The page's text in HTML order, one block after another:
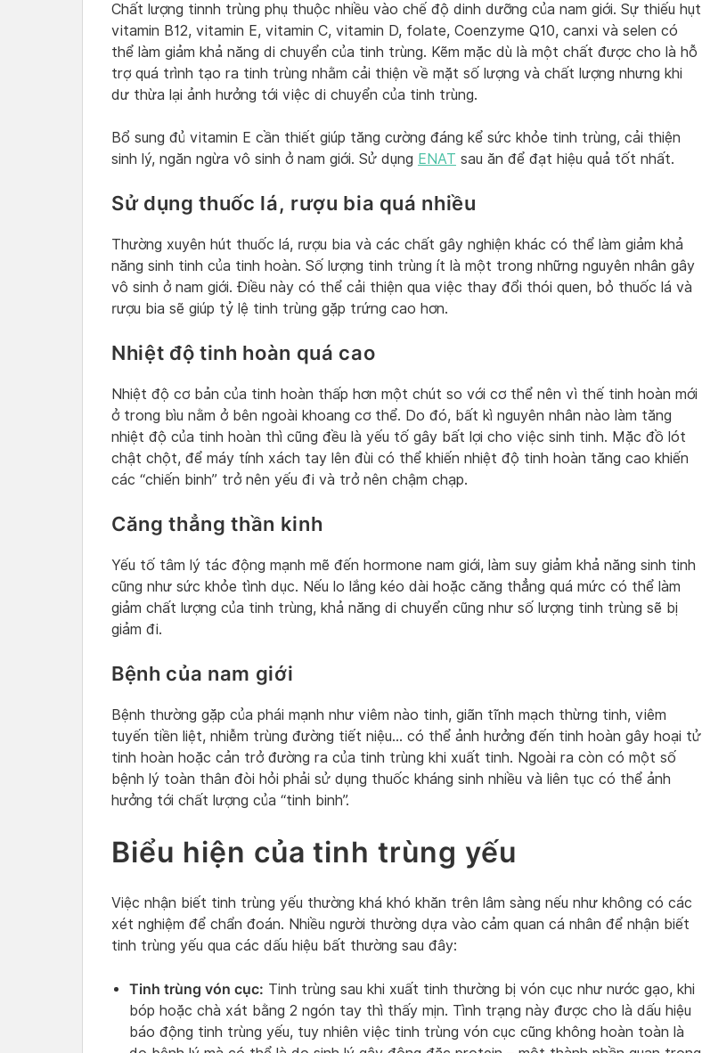
Chất lượng tinnh trùng phụ thuộc nhiều vào chế độ dinh dưỡng của nam giới. Sự thiếu hụt
vitamin B12, vitamin E, vitamin C, vitamin D, folate, Coenzyme Q10, canxi và selen có
thể làm giảm khả năng di chuyển của tinh trùng. Kẽm mặc dù là một chất được cho là hỗ
trợ quá trình tạo ra tinh trùng nhằm cải thiện về mặt số lượng và chất lượng nhưng khi
dư thừa lại ảnh hưởng tới việc di chuyển của tinh trùng.
Bổ sung đủ vitamin E cần thiết giúp tăng cường đáng kể sức khỏe tinh trùng, cải thiện
sinh lý, ngăn ngừa vô sinh ở nam giới. Sử dụng ENAT sau ăn để đạt hiệu quả tốt nhất.
Sử dụng thuốc lá, rượu bia quá nhiều
Thường xuyên hút thuốc lá, rượu bia và các chất gây nghiện khác có thể làm giảm khả
năng sinh tinh của tinh hoàn. Số lượng tinh trùng ít là một trong những nguyên nhân gây
vô sinh ở nam giới. Điều này có thể cải thiện qua việc thay đổi thói quen, bỏ thuốc lá và
rượu bia sẽ giúp tỷ lệ tinh trùng gặp trứng cao hơn.
Nhiệt độ tinh hoàn quá cao
Nhiệt độ cơ bản của tinh hoàn thấp hơn một chút so với cơ thể nên vì thế tinh hoàn mới
ở trong bìu nằm ở bên ngoài khoang cơ thể. Do đó, bất kì nguyên nhân nào làm tăng
nhiệt độ của tinh hoàn thì cũng đều là yếu tố gây bất lợi cho việc sinh tinh. Mặc đồ lót
chật chột, để máy tính xách tay lên đùi có thể khiến nhiệt độ tinh hoàn tăng cao khiến
các “chiến binh” trở nên yếu đi và trở nên chậm chạp.
Căng thẳng thần kinh
Yếu tố tâm lý tác động mạnh mẽ đến hormone nam giới, làm suy giảm khả năng sinh tinh
cũng như sức khỏe tình dục. Nếu lo lắng kéo dài hoặc căng thẳng quá mức có thể làm
giảm chất lượng của tinh trùng, khả năng di chuyển cũng như số lượng tinh trùng sẽ bị
giảm đi.
Bệnh của nam giới
Bệnh thường gặp của phái mạnh như viêm nào tinh, giãn tĩnh mạch thừng tinh, viêm
tuyến tiền liệt, nhiễm trùng đường tiết niệu… có thể ảnh hưởng đến tinh hoàn gây hoại tử
tinh hoàn hoặc cản trở đường ra của tinh trùng khi xuất tinh. Ngoài ra còn có một số
bệnh lý toàn thân đòi hỏi phải sử dụng thuốc kháng sinh nhiều và liên tục có thể ảnh
hưởng tới chất lượng của “tinh binh”.
Biểu hiện của tinh trùng yếu
Việc nhận biết tinh trùng yếu thường khá khó khăn trên lâm sàng nếu như không có các
xét nghiệm để chẩn đoán. Nhiều người thường dựa vào cảm quan cá nhân để nhận biết
tinh trùng yếu qua các dấu hiệu bất thường sau đây:
Tinh trùng vón cục: Tinh trùng sau khi xuất tinh thường bị vón cục như nước gạo, khi
bóp hoặc chà xát bằng 2 ngón tay thì thấy mịn. Tình trạng này được cho là dấu hiệu
báo động tinh trùng yếu, tuy nhiên việc tinh trùng vón cục cũng không hoàn toàn là